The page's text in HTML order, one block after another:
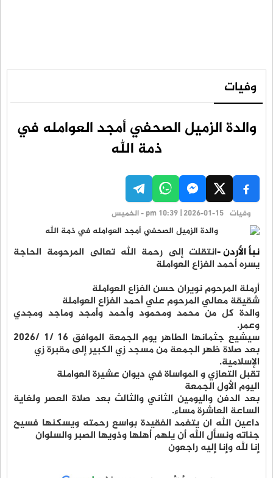
وفيات
والدة الزميل الصحفي أمجد العوامله في
ذمة الله
وفيات pm 10:39 | 2026-01-15 - الخميس
نبأ الأردن -انتقلت إلى رحمة الله تعالى المرحومة الحاجة
يسره أحمد الفزاع العواملة
أرملة المرحوم نويران حسن الفزاع العواملة
شقيقة معالي المرحوم علي أحمد الفزاع العواملة
والدة كل من محمد ومحمود وأحمد وأمجد وماجد ومجدي
وعمر.
سيشيع جثمانها الطاهر يوم الجمعة الموافق 16 /1 /2026
بعد صلاة ظهر الجمعة من مسجد زي الكبير إلى مقبرة زي
الإسلامية.
تقبل التعازي و المواساة في ديوان عشيرة العواملة
اليوم الأول الجمعة
بعد الدفن واليومين الثاني والثالث بعد صلاة العصر ولغاية
الساعة العاشرة مساء.
داعين الله ان يتغمد الفقيدة بواسع رحمته ويسكنها فسيح
جناته ونسأل الله أن يلهم أهلها وذويها الصبر والسلوان
إنا لله وإنا إليه راجعون